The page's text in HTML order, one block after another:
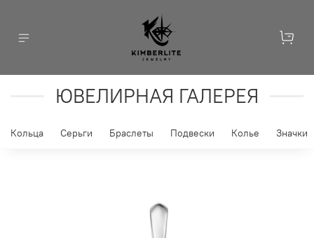
ЮВЕЛИРНАЯ ГАЛЕРЕЯ
Кольца Серьги Браслеты Подвески Колье Значки